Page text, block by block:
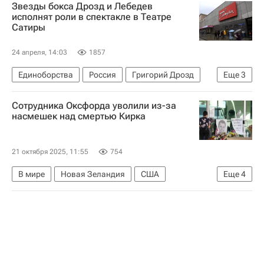
Звезды бокса Дрозд и Лебедев
исполнят роли в спектакле в Театре
Сатиры
24 апреля, 14:03 1857
Еще3
Единоборства Россия
Григорий Дрозд
Денис Лебедев
Евгений Герасимов Спорт
Сотрудника Оксфорда уволили из-за
насмешек над смертью Кирка
21 октября 2025, 11:55 754
Еще4
В мире Новая Зеландия
США
Чарли Кирк
Кэндис Оуэнс